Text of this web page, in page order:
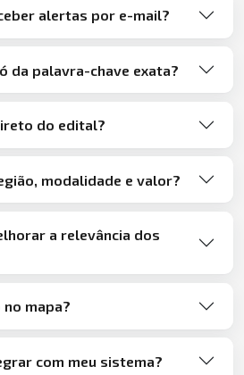
alertas por e-mail?
da palavra-chave exata?
do edital?
modalidade e valor?
a relevância dos
mapa?
com meu sistema?